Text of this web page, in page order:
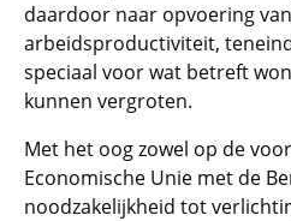
daardoor naar opvoering
arbeidsproductiviteit,
speciaal voor wat betreft
kunnen vergroten.
Met het oog zowel op de
Economische Unie met de
noodzakelijkheid tot